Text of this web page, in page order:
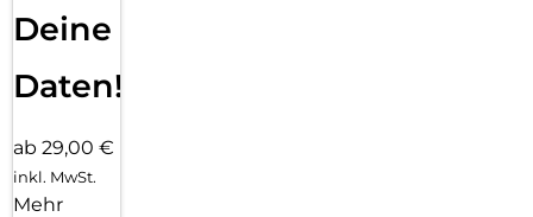
Deine
Daten!
ab 29,00 €
inkl. MwSt.
Mehr